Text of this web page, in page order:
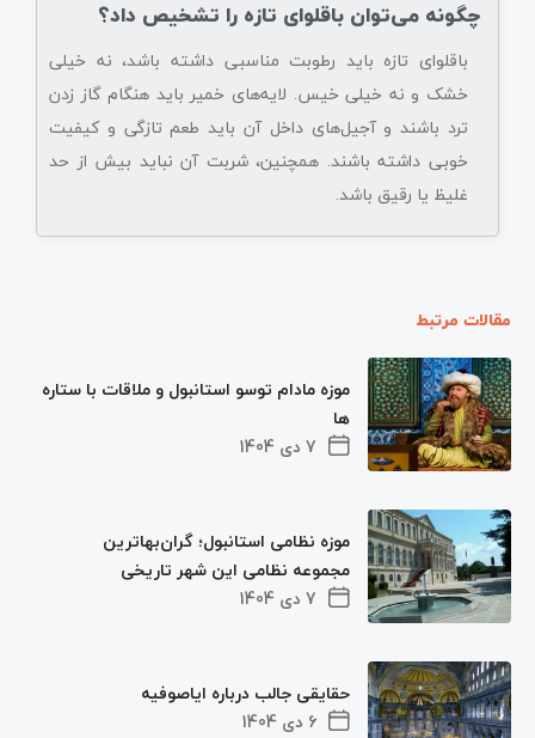
چگونه می‌توان باقلوای تازه را تشخیص داد؟
باقلوای تازه باید رطوبت مناسبی داشته باشد، نه خیلی
خشک و نه خیلی خیس. لایه‌های خمیر باید هنگام گاز زدن
ترد باشند و آجیل‌های داخل آن باید طعم تازگی و کیفیت
خوبی داشته باشند. همچنین، شربت آن نباید بیش از حد
غلیظ یا رقیق باشد.
مقالات مرتبط
7 دی 1404
موزه مادام توسو استانبول و ملاقات با ستاره
ها
7 دی 1404
موزه نظامی استانبول؛ گران‌بهاترین
مجموعه نظامی این شهر تاریخی
6 دی 1404
حقایقی جالب درباره ایاصوفیه